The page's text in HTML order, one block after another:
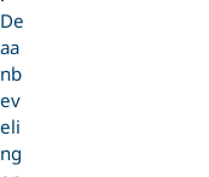
De
aa
nb
ev
eli
ng